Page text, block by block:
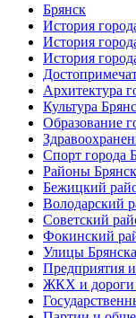
Брянск
История
История
История
Архитектура
Культура
Образование
Спорт города
Районы
Бежицкий
Володарский
Советский
Фокинский
Улицы Брянска
Предприятия
ЖКХ и дороги